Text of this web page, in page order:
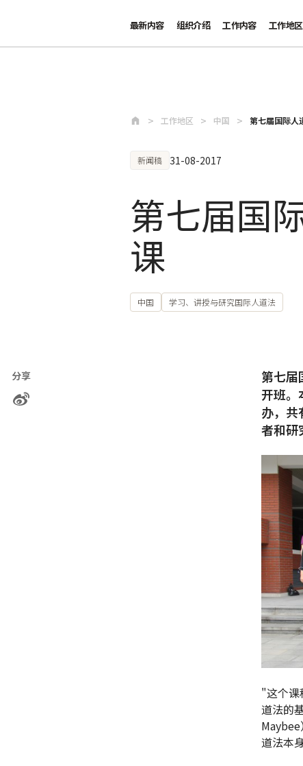
最新内容 组织介绍 工作内容 工作地区
工作地区 中国 第七届国际人
新闻稿 31-08-2017
第七届国
课
中国 学习、讲授与研究国际人道法
分享
第七届
开班。
办，共
者和研
"这个课
道法的
道法本